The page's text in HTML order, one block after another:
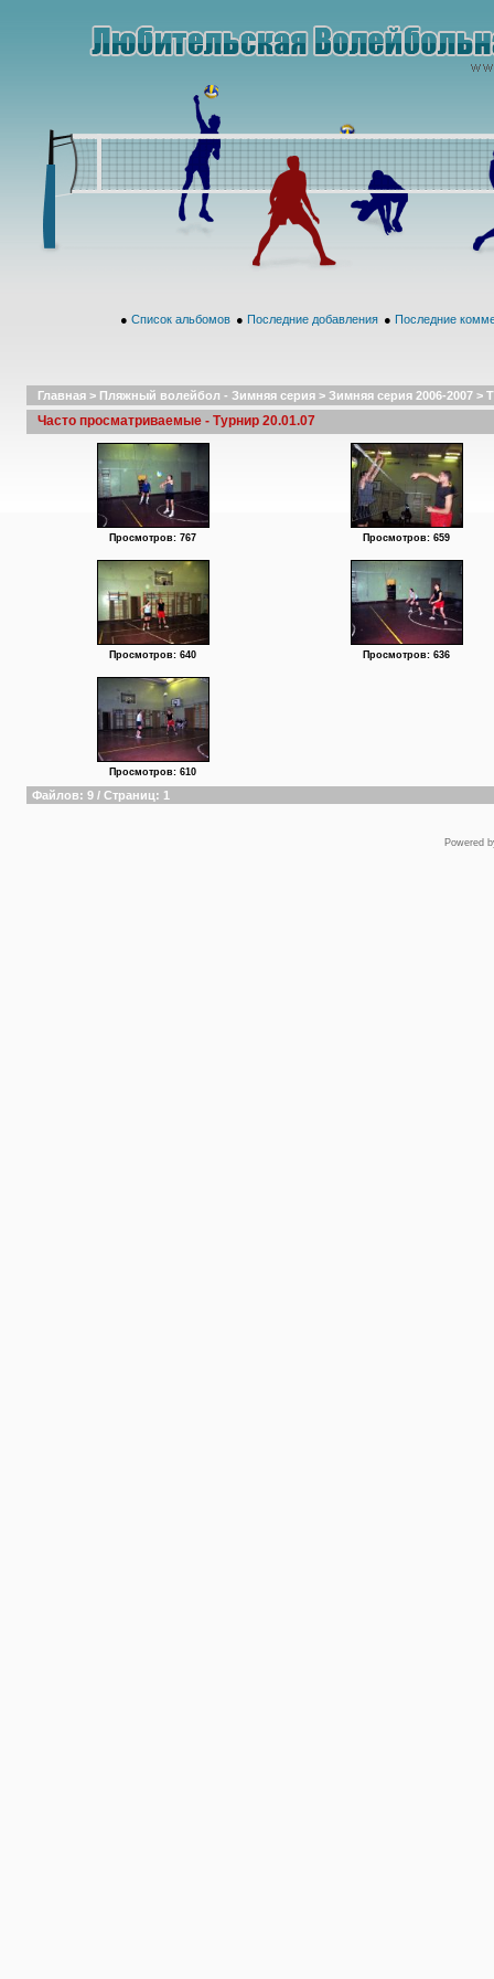
● Список альбомов ● Последние добавления ● Последние
Главная > Пляжный волейбол - Зимняя серия > Зимняя серия 2006-2007 >
Часто просматриваемые - Турнир 20.01.07
Просмотров: 767 Просмотров: 659
Просмотров: 640 Просмотров: 636
Просмотров: 610
Файлов: 9 / Страниц: 1
Powered